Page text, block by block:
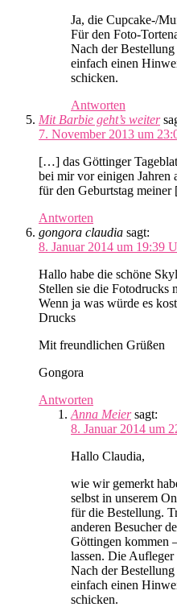
Ja, die Cupcake-/
Für den Foto-
Nach der Bestellung
einfach einen
schicken.
Antworten
Mit Barbie geht’s weiter
7. November 2013 um
[…] das Göttinger
bei mir vor einigen Jahren
für den Geburtstag
Antworten
gongora claudia sagt:
8. Januar 2014 um 19:39
Hallo habe die schöne
Stellen sie die Fotodrucks
Wenn ja was würde es
Drucks
Mit freundlichen Grüßen
Gongora
Antworten
Anna Meier sagt:
8. Januar 2014 um
Hallo Claudia,
wie wir gemerkt
selbst in unserem
für die Bestellung.
anderen Besucher
Göttingen kommen
lassen. Die Aufleger
Nach der Bestellung
einfach einen
schicken.